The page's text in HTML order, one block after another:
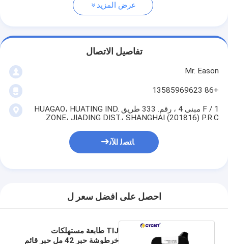
عرض المزيد
تفاصيل الاتصال
Mr. Eason
+86 13585969623
1 / F مبنى 4 ، رقم. 333 طريق HUAGAO، HUATING IND.
ZONE، JIADING DIST.، SHANGHAI (201816) P.R.C.
ﺎﺘﺼﻟ ﺍﻶﻧ
احصل على افضل سعر ل
TIJ طابعة مستهلكات
خرطوشة حبر 42 مل حبر قائم